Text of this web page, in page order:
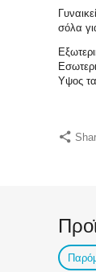
σόλα
Υψος